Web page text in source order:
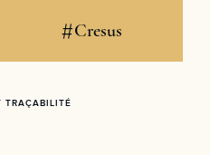
#Cresus
TRAÇABILITÉ